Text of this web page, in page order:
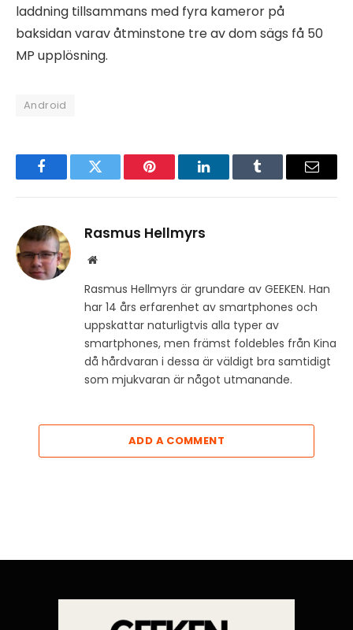
laddning tillsammans med fyra kameror på
baksidan varav åtminstone tre av dom sägs få 50
MP upplösning.
Android
FacebookTwitter Pinterest LinkedInTumblr Email
Rasmus Hellmyrs
Website
Rasmus Hellmyrs är grundare av GEEKEN. Han
har 14 års erfarenhet av smartphones och
uppskattar naturligtvis alla typer av
smartphones, men främst foldebles från Kina
då hårdvaran i dessa är väldigt bra samtidigt
som mjukvaran är något utmanande.
ADD A COMMENT